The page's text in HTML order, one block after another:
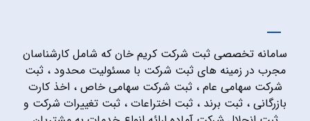
سامانه تخصصی ثبت شرکت کریم خان که شامل کارشناسان
مجرب در زمینه های ثبت شرکت با مسئولیت محدود ، ثبت
شرکت سهامی عام ، ثبت شرکت سهامی خاص ، اخذ کارت
بازرگانی ، ثبت برند ، ثبت اختراعات ، ثبت تغییرات شرکت و